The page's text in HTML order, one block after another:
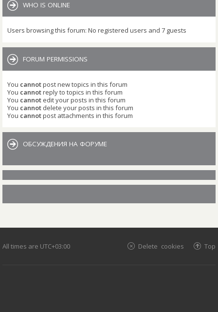
WHO IS ONLINE
Users browsing this forum: No registered users and 7 guests
FORUM PERMISSIONS
You cannotpost new topics in this forum
You cannotreply to topics in this forum
You cannot edit your posts in this forum
You cannot delete your posts in this forum
You cannotpost attachments in this forum
ОБСУЖДЕНИЯ НА ФОРУМЕ
All times are UTC+03:00 Top
Delete cookies